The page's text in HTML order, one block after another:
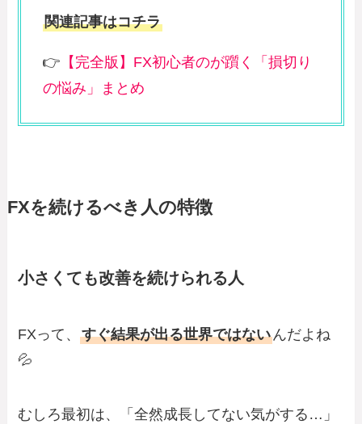
関連記事はコチラ
👉 【完全版】FX初心者のが躓く「損切り
の悩み」まとめ
FXを続けるべき人の特徴
小さくても改善を続けられる人
FXって、すぐ結果が出る世界ではないんだよね
💦
むしろ最初は、「全然成長してない気がする…」